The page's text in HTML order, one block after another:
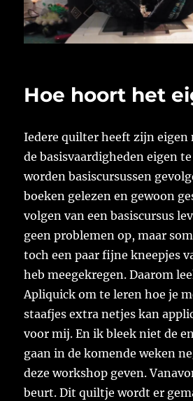
Hoe hoort het
Iedere quilter heeft zijn eigen
de basisvaardigheden eigen
worden basiscursussen
boeken gelezen en gewoon
volgen van een basiscursus
geen problemen op, maar
toch een paar fijne kneepjes
heb meegekregen. Daarom
Apliquick om te leren hoe je
staafjes extra netjes kan
voor mij. En ik bleek niet de
gaan in de komende weken
deze workshop geven.
beurt. Dit quiltje wordt er